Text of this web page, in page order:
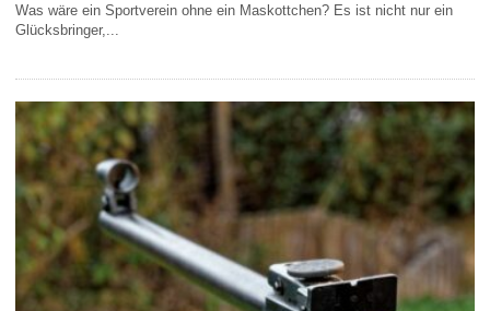
Was wäre ein Sportverein ohne ein Maskottchen? Es ist nicht nur ein
Glücksbringer,...